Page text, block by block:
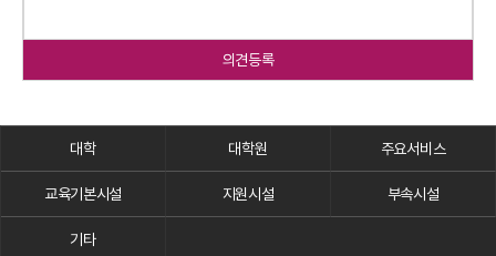
의견등록
대학 대학원 주요서비스
교육기본시설 지원시설 부속시설
기타